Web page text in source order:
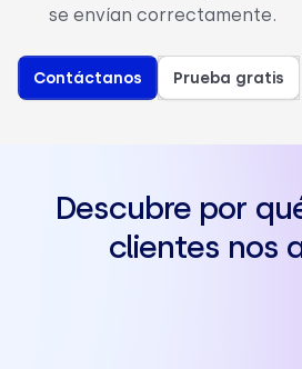
se envían correctamente.
Contáctanos Prueba gratis
Descubre por
clientes nos